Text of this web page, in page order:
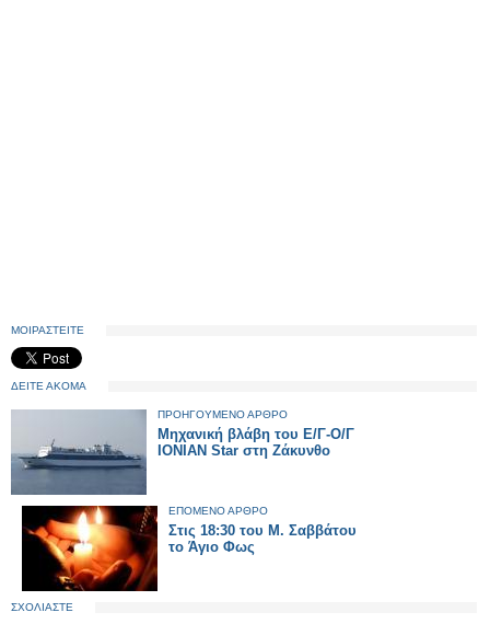
ΜΟΙΡΑΣΤΕΙΤΕ
ΔΕΙΤΕ ΑΚΟΜΑ
ΠΡΟΗΓΟΥΜΕΝΟ ΑΡΘΡΟ
Μηχανική βλάβη του Ε/Γ-Ο/Γ
IONIAN Star στη Ζάκυνθο
ΕΠΟΜΕΝΟ ΑΡΘΡΟ
Στις 18:30 του Μ. Σαββάτου
το Άγιο Φως
ΣΧΟΛΙΑΣΤΕ